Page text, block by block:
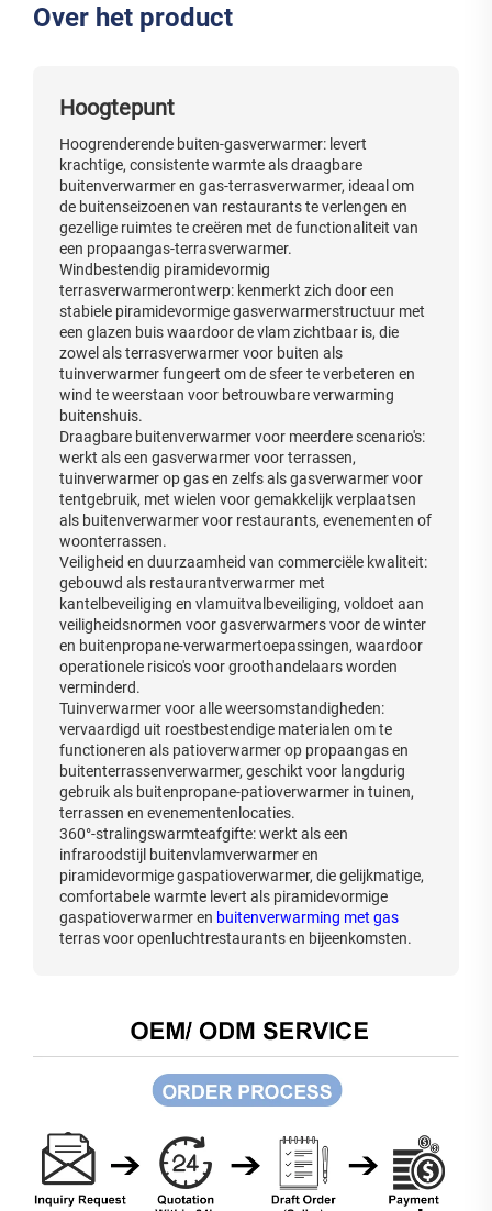
Over het product
Hoogtepunt
Hoogrenderende buiten-gasverwarmer: levert
krachtige, consistente warmte als draagbare
buitenverwarmer en gas-terrasverwarmer, ideaal om
de buitenseizoenen van restaurants te verlengen en
gezellige ruimtes te creëren met de functionaliteit van
een propaangas-terrasverwarmer.
Windbestendig piramidevormig
terrasverwarmerontwerp: kenmerkt zich door een
stabiele piramidevormige gasverwarmerstructuur met
een glazen buis waardoor de vlam zichtbaar is, die
zowel als terrasverwarmer voor buiten als
tuinverwarmer fungeert om de sfeer te verbeteren en
wind te weerstaan voor betrouwbare verwarming
buitenshuis.
Draagbare buitenverwarmer voor meerdere scenario's:
werkt als een gasverwarmer voor terrassen,
tuinverwarmer op gas en zelfs als gasverwarmer voor
tentgebruik, met wielen voor gemakkelijk verplaatsen
als buitenverwarmer voor restaurants, evenementen of
woonterrassen.
Veiligheid en duurzaamheid van commerciële kwaliteit:
gebouwd als restaurantverwarmer met
kantelbeveiliging en vlamuitvalbeveiliging, voldoet aan
veiligheidsnormen voor gasverwarmers voor de winter
en buitenpropane-verwarmertoepassingen, waardoor
operationele risico's voor groothandelaars worden
verminderd.
Tuinverwarmer voor alle weersomstandigheden:
vervaardigd uit roestbestendige materialen om te
functioneren als patioverwarmer op propaangas en
buitenterrassenverwarmer, geschikt voor langdurig
gebruik als buitenpropane-patioverwarmer in tuinen,
terrassen en evenementenlocaties.
360°-stralingswarmteafgifte: werkt als een
infraroodstijl buitenvlamverwarmer en
piramidevormige gaspatioverwarmer, die gelijkmatige,
comfortabele warmte levert als piramidevormige
gaspatioverwarmer en buitenverwarming met gas
terras voor openluchtrestaurants en bijeenkomsten.